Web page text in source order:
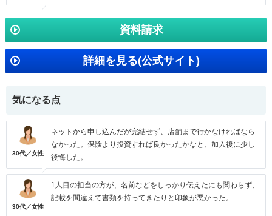
資料請求
詳細を見る(公式サイト)
気になる点
30代／女性
ネットから申し込んだが完結せず、店舗まで行かなければなら
なかった。保険より投資すれば良かったかなと、加入後に少し
後悔した。
30代／女性
1人目の担当の方が、名前などをしっかり伝えたにも関わらず、
記載を間違えて書類を持ってきたりと印象が悪かった。